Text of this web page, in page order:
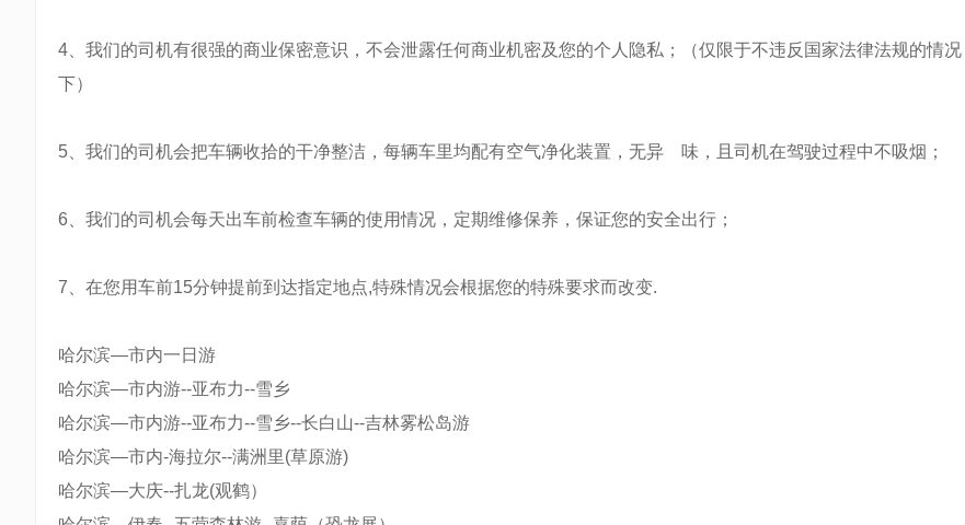
4、我们的司机有很强的商业保密意识，不会泄露任何商业机密及您的个人隐私；（仅限于不违反国家法律法规的情况
下）
5、我们的司机会把车辆收拾的干净整洁，每辆车里均配有空气净化装置，无异 味，且司机在驾驶过程中不吸烟；
6、我们的司机会每天出车前检查车辆的使用情况，定期维修保养，保证您的安全出行；
7、在您用车前15分钟提前到达指定地点,特殊情况会根据您的特殊要求而改变.
哈尔滨—市内一日游
哈尔滨—市内游--亚布力--雪乡
哈尔滨—市内游--亚布力--雪乡--长白山--吉林雾松岛游
哈尔滨—市内-海拉尔--满洲里(草原游)
哈尔滨—大庆--扎龙(观鹤）